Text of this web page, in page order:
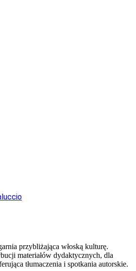
przybliżająca włoską kulturę.
materiałów dydaktycznych, dla
tłumaczenia i spotkania autorskie.